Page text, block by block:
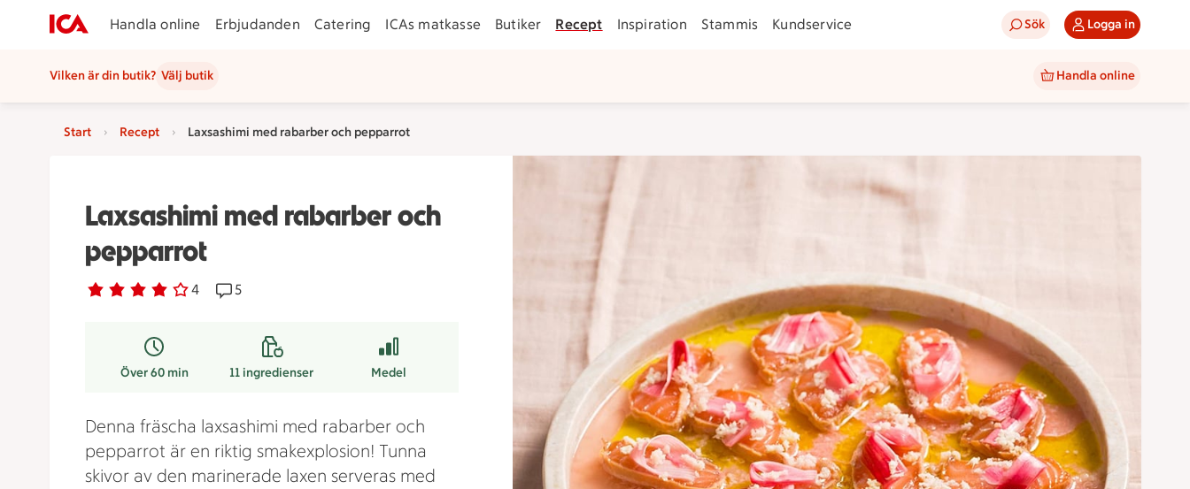
Handla online Erbjudanden Catering ICAs matkasse Butiker Recept Inspiration Stammis Kundservice Sök Logga in
Vilken är din butik? Välj butik Handla online
Start Recept Laxsashimi med rabarber och pepparrot
Laxsashimi med rabarber och
pepparrot
Betyg 4 av 5. 4
4 personer har röstatReceptet har 5 kommentarer
5
Över 60 min 11ingredienser Medel
Denna fräscha laxsashimi med rabarber och
pepparrot är en riktig smakexplosion! Tunna
skivor av den marinerade laxen serveras med